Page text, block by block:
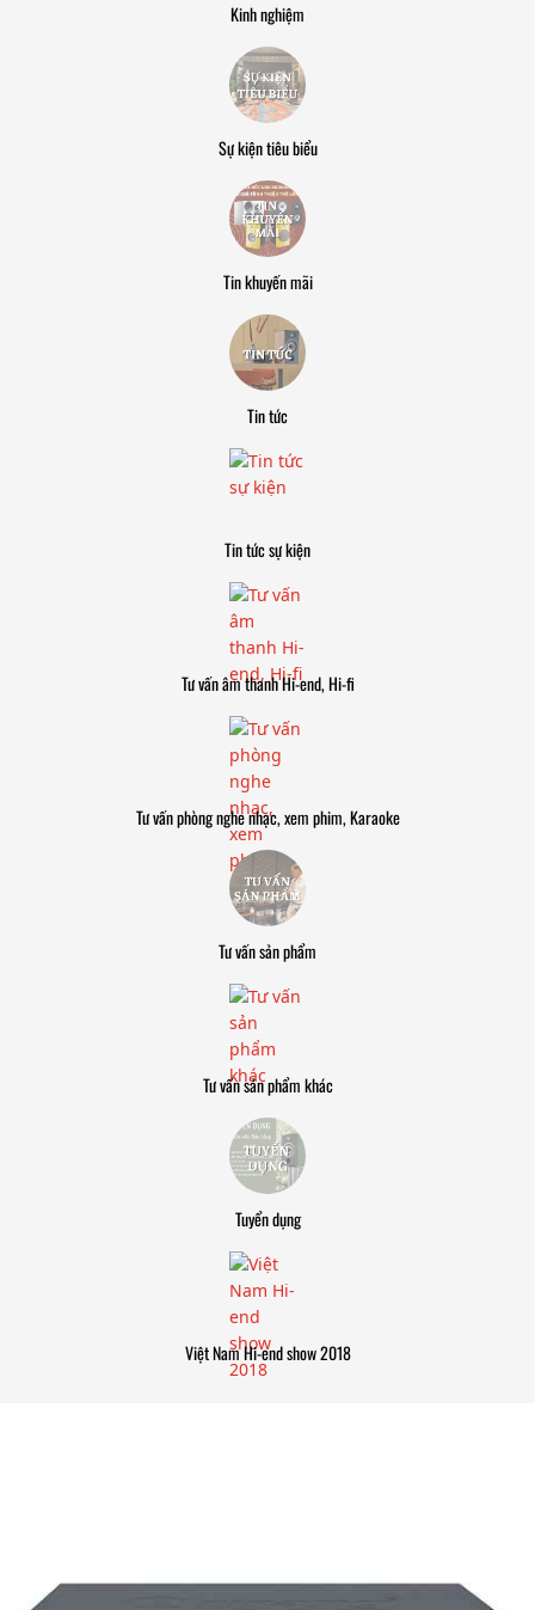
Kinh nghiệm
Sự kiện tiêu biểu
Tin khuyến mãi
Tin tức
Tin tức sự kiện
Tư vấn âm thanh Hi-end, Hi-fi
Tư vấn phòng nghe nhạc, xem phim, Karaoke
Tư vấn sản phẩm
Tư vấn sản phẩm khác
Tuyển dụng
Việt Nam Hi-end show 2018